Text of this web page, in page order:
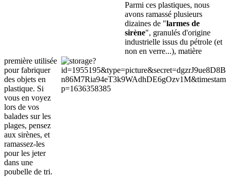
Parmi ces plastiques, nous
avons ramassé plusieurs
dizaines de "larmes de
sirène", granulés d'origine
industrielle issus du pétrole (et
non en verre...), matière
première utilisée
pour fabriquer
des objets en
plastique. Si
vous en voyez
lors de vos
balades sur les
plages, pensez
aux sirènes, et
ramassez-les
pour les jeter
dans une
poubelle de tri.